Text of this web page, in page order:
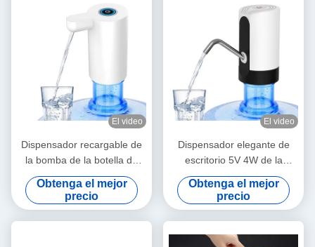
El video
Dispensador recargable de
la bomba de la botella de
agua del USB automático
para la barbacoa del aire
libre
Obtenga el mejor
precio
El video
Dispensador elegante de
escritorio 5V 4W de la
bomba de la botella de agua
para la escuela de la oficina
Obtenga el mejor
precio